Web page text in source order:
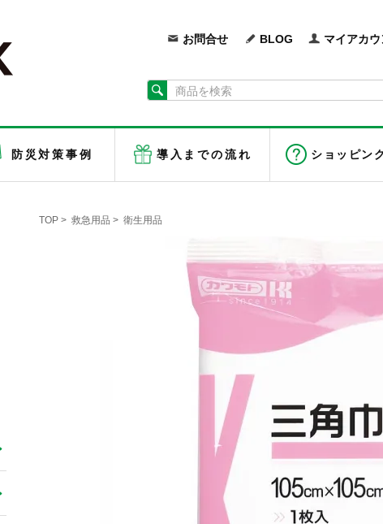
お問合せ BLOG マイアカウ
防災対策事例 導入までの流れ ショッピン
TOP > 救急用品 > 衛生用品